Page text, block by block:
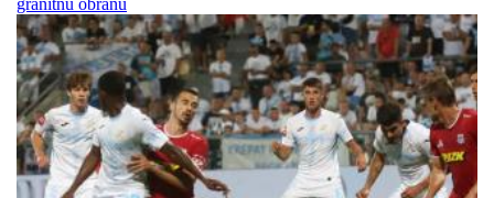
granitnu obranu